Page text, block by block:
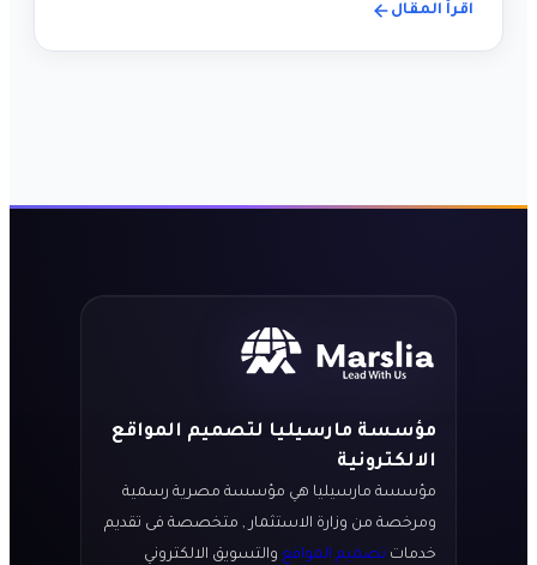
اقرأ المقال
مؤسسة مارسيليا لتصميم المواقع
الالكترونية
مؤسسة مارسيليا هي مؤسسة مصرية رسمية
ومرخصة من وزارة الاستثمار , متخصصة فى تقديم
خدمات تصميم المواقع والتسويق الالكتروني